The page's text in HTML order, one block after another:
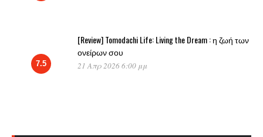
7.5
[Review] Tomodachi Life: Living the Dream : η ζωή των
ονείρων σου
21 Απρ 2026 6:00 μμ